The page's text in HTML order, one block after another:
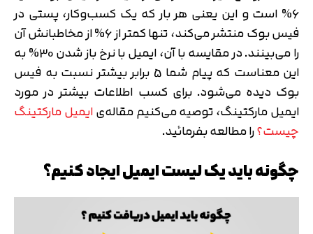
6% است و این یعنی هر بار که یک کسب‌وکار، پستی در
فیس بوک منتشر می‌کند، تنها کمتر از 6% از مخاطبانش آن
را می‌بینند. در مقایسه با آن، ایمیل با نرخ باز شدن 30% به
این معناست که پیام شما 5 برابر بیشتر نسبت به فیس
بوک دیده می‌شود. برای کسب اطلاعات بیشتر در مورد
ایمیل مارکتینگ، توصیه می‌کنیم مقاله‌یایمیل مارکتینگ
چیست؟را مطالعه بفرمائید.
چگونه باید یک لیست ایمیل ایجاد کنیم؟